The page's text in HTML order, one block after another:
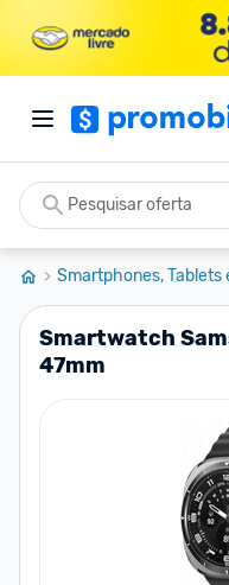
Smartphones, Tablets
Smartwatch
47mm